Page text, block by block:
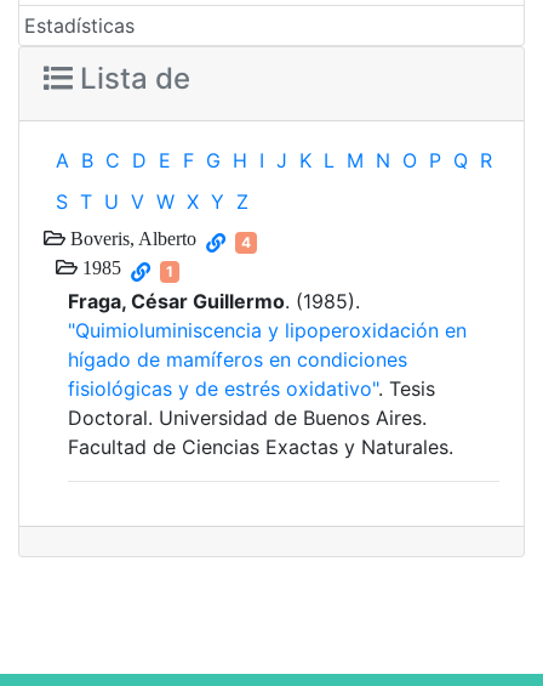
Estadísticas
Lista de
A B C D E F G H I J K L M N O P Q R
S T U V W X Y Z
Boveris, Alberto 4
1985 1
Fraga, César Guillermo. (1985).
"Quimioluminiscencia y lipoperoxidación en
hígado de mamíferos en condiciones
fisiológicas y de estrés oxidativo". Tesis
Doctoral. Universidad de Buenos Aires.
Facultad de Ciencias Exactas y Naturales.